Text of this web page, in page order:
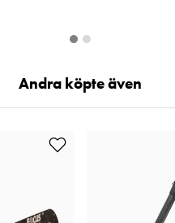
Andra köpte även